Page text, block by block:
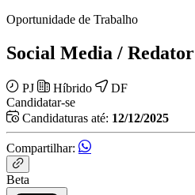
Oportunidade de Trabalho
Social Media / Redator
PJ Híbrido
DF
Candidatar-se
Candidaturas até: 12/12/2025
Compartilhar:
Beta